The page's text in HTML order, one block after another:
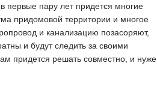
первые пару лет придется многие
придомовой территории и многое
и канализацию позасоряют,
и будут следить за своими
придется решать совместно, и